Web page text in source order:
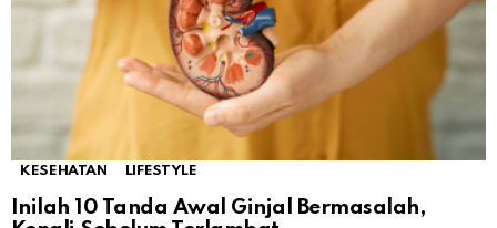
KESEHATAN LIFESTYLE
Inilah 10 Tanda Awal Ginjal Bermasalah,